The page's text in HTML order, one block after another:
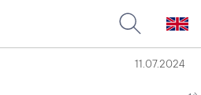
11.07.2024